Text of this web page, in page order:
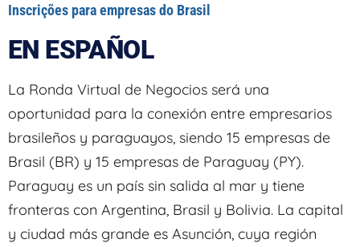
Inscrições para empresas do Brasil
EN ESPAÑOL
La Ronda Virtual de Negocios será una
oportunidad para la conexión entre empresarios
brasileños y paraguayos, siendo 15 empresas de
Brasil (BR) y 15 empresas de Paraguay (PY).
Paraguay es un país sin salida al mar y tiene
fronteras con Argentina, Brasil y Bolivia. La capital
y ciudad más grande es Asunción, cuya región